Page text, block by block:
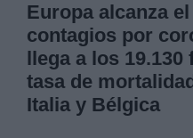
Europa alcanza
contagios por
llega a los
tasa de
Italia y Bélgica
Legitimación:
Destinatarios: